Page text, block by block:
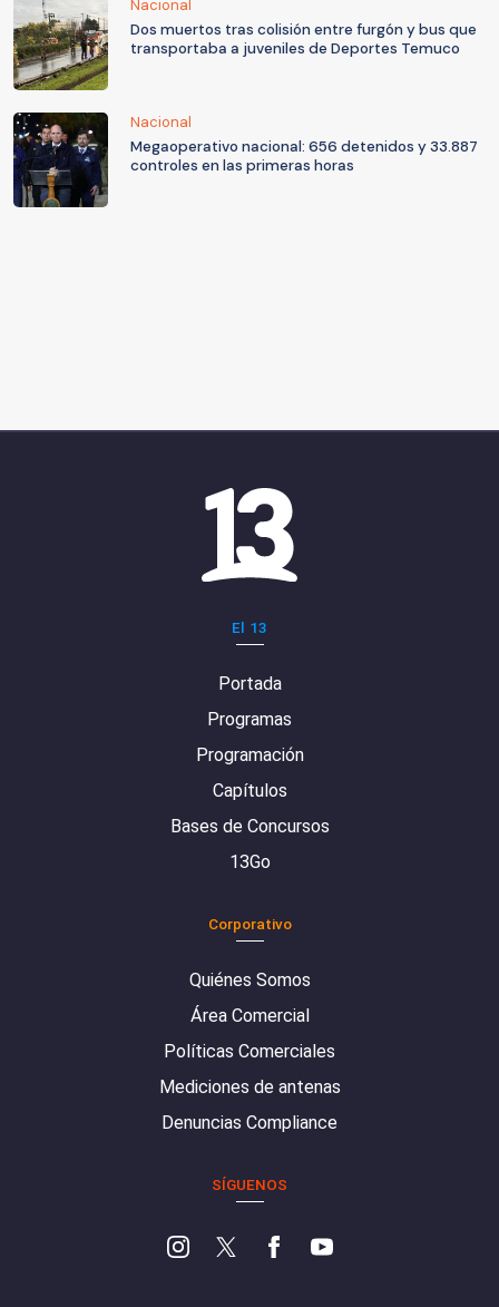
Nacional
Dos muertos tras colisión entre furgón y bus que
transportaba a juveniles de Deportes Temuco
Nacional
Megaoperativo nacional: 656 detenidos y 33.887
controles en las primeras horas
El 13
Portada
Programas
Programación
Capítulos
Bases de Concursos
13Go
Corporativo
Quiénes Somos
Área Comercial
Políticas Comerciales
Mediciones de antenas
Denuncias Compliance
SÍGUENOS